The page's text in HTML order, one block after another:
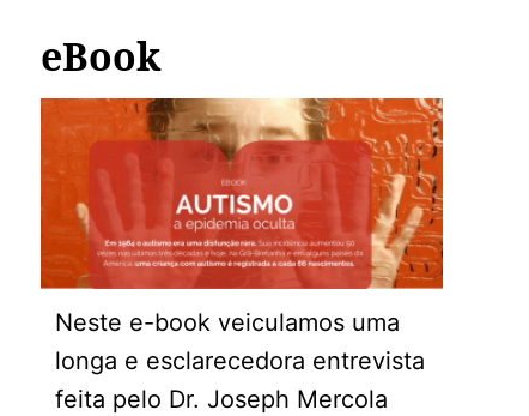
eBook
Neste e-book veiculamos uma
longa e esclarecedora entrevista
feita pelo Dr. Joseph Mercola